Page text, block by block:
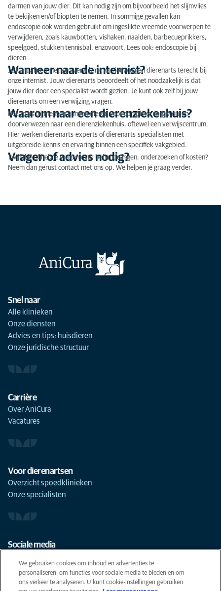
darmen van jouw dier. Dit kan nodig zijn om bijvoorbeeld het slijmvlies
te bekijken en/of biopten te nemen. In sommige gevallen kan
endoscopie ook worden gebruikt om ingeslikte vreemde voorwerpen te
verwijderen, zoals kauwbotten, vishaken, naalden, barbecueprikkers,
speelgoed, stukken tennisbal, enzovoort. Lees ook: endoscopie bij
dieren
Wanneer naar de internist?
Je kunt alleen met een verwijzing van jouw eigen dierenarts terecht bij
onze internist. Jouw dierenarts beoordeelt of het noodzakelijk is dat
jouw dier door een specialist wordt gezien. Je kunt ook zelf bij jouw
dierenarts om een verwijzing vragen.
Waarom naar een dierenziekenhuis?
Net zoals bij mensen kunnen dieren voor complexe zorg worden
doorverwezen naar een dierenziekenhuis, oftewel een verwijscentrum.
Hier werken dierenarts-experts of dierenarts-specialisten met
uitgebreide kennis en ervaring binnen een specifiek vakgebied.
Vragen of advies nodig?
Twijfel je of heb je vragen over behandelingen, onderzoeken of kosten?
Neem dan gerust contact met ons op. We helpen je graag verder.
Snel naar
Alle klinieken
Onze diensten
Advies en tips: huisdieren
Onze juridische structuur
Carrière
Over AniCura
Vacatures
Voor dierenartsen
Overzicht spoedklinieken
Onze specialisten
Sociale media
We gebruiken cookies om inhoud en advertenties te
personaliseren, om functies voor sociale media te bieden en om
ons verkeer te analyseren. U kunt cookie-instellingen gebruiken